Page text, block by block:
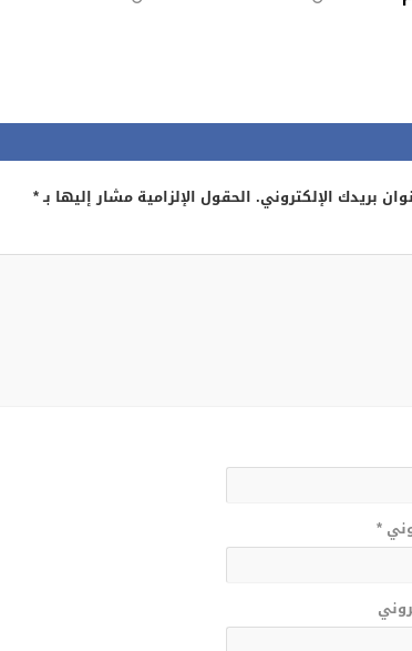
بريدك الإلكتروني. الحقول الإلزامية مشار إليها بـ*
*